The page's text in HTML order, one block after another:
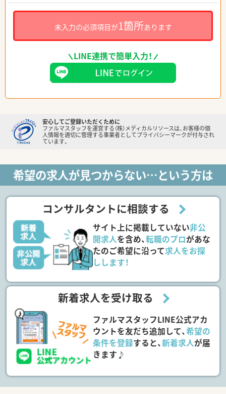
未入力の必須項目が1箇所あります
LINE連携で簡単入力！
安心してご登録いただくために
ファルマスタッフを運営する（株）メディカルリソースは、お客様の個
人情報を適切に管理する事業者としてプライバシーマークが付与され
ています。
希望の求人が見つからない…という方は
コンサルタントに相談する
サイト上に掲載していない非公
開求人を含め、転職のプロがあな
たのご希望に沿って求人をお探
しします！
新着求人を受け取る
ファルマスタッフLINE公式アカ
ウントを友だち追加して、希望の
条件を登録すると、新着求人が届
きます♪